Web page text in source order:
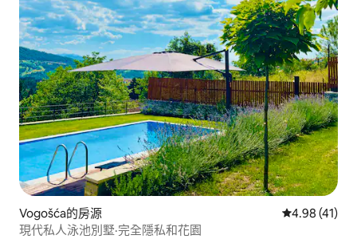
Vogošća的房源 從 41 則評價
4.98 (41)
現代私人泳池別墅·完全隱私和花園